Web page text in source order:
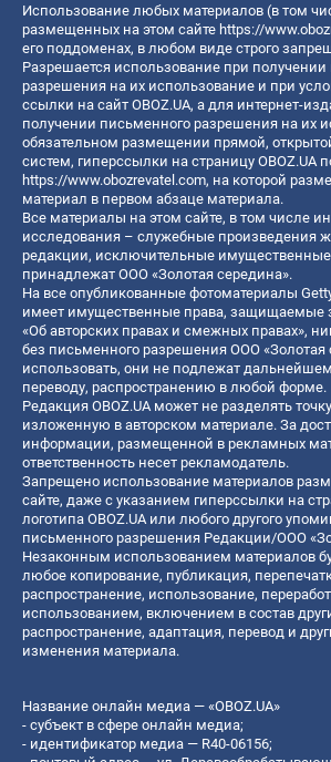
Использование любых материалов (в том
размещенных на этом сайте https://
его поддоменах, в любом виде строго
Разрешается использование при
разрешения на их использование и при
ссылки на сайт OBOZ.UA, а для интернет-
получении письменного разрешения на их
обязательном размещении прямой,
систем, гиперссылки на страницу OBOZ.UA
https://www.obozrevatel.com, на которой
материал в первом абзаце материала.
Все материалы на этом сайте, в том числе
исследования – служебные произведения
редакции, исключительные имущественные
принадлежат ООО «Золотая середина».
На все опубликованные фотоматериалы
имеет имущественные права, защищаемые
«Об авторских правах и смежных правах»,
без письменного разрешения ООО «Золотая
использовать, они не подлежат
переводу, распространению в любой форме.
Редакция OBOZ.UA может не разделять
изложенную в авторском материале. За
информации, размещенной в рекламных
ответственность несет рекламодатель.
Запрещено использование материалов
сайте, даже с указанием гиперссылки на
логотипа OBOZ.UA или любого другого
письменного разрешения Редакции/ООО
Незаконным использованием материалов
любое копирование, публикация,
распространение, использование,
использованием, включением в состав
распространение, адаптация, перевод и
изменения материала.
Название онлайн медиа — «OBOZ.UA»
- субъект в сфере онлайн медиа;
- идентификатор медиа — R40-06156;